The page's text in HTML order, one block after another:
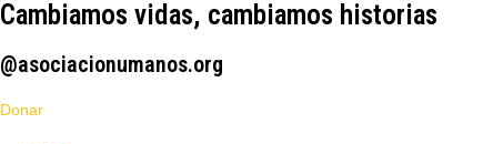
Cambiamos vidas, cambiamos historias
@asociacionumanos.org
Donar